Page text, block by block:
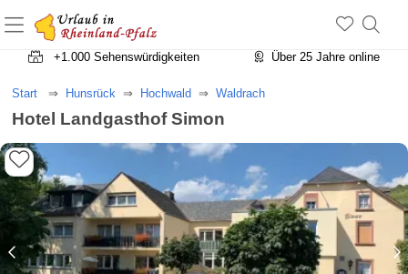
+1.500 Unterkünfte in Rheinland-Pfalz
+1.000 Sehenswürdigkeiten
Über 25 Jahre online
Start Hunsrück Hochwald Waldrach
Hotel Landgasthof Simon